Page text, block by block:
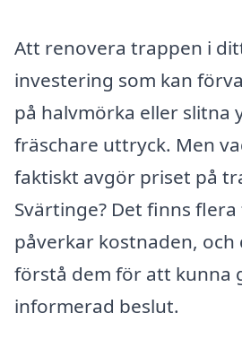
Att renovera trappen i
investering som kan
på halvmörka eller slitna
fräschare uttryck. Men
faktiskt avgör priset på
Svärtinge? Det finns
påverkar kostnaden,
förstå dem för att kunna
informerad beslut.